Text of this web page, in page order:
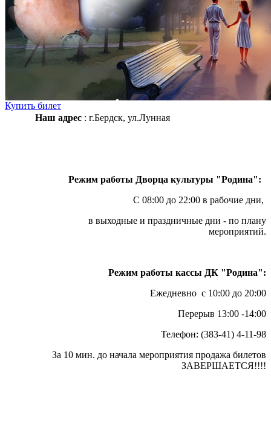
Купить билет
Наш адрес : г.Бердск, ул.Лунная
Режим работы Дворца культуры "Родина":
С 08:00 до 22:00 в рабочие дни,
в выходные и праздничные дни - по плану
мероприятий.
Режим работы кассы ДК "Родина":
Ежедневно с 10:00 до 20:00
Перерыв 13:00 -14:00
Телефон: (383-41) 4-11-98
За 10 мин. до начала мероприятия продажа билетов
ЗАВЕРШАЕТСЯ!!!!